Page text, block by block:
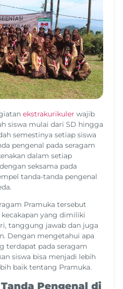
ekstrakurikuler wajib
siswa mulai dari SD hingga
semestinya setiap siswa
pengenal pada seragam
dalam setiap
seksama pada
tanda-tanda pengenal
Pramuka tersebut
yang dimiliki
tanggung jawab dan juga
Dengan mengetahui apa
terdapat pada seragam
siswa bisa menjadi lebih
baik tentang Pramuka.
Pengenal di